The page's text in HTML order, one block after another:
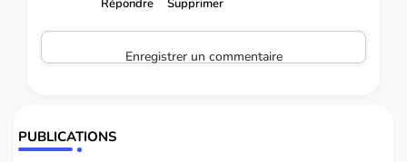
Répondre Supprimer
Enregistrer un commentaire
PUBLICATIONS